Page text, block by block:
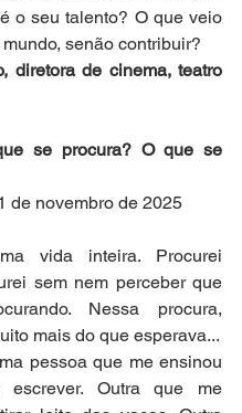
o seu talento? O que veio
senão contribuir?
diretora de cinema, teatro
se procura? O que se
de novembro de 2025
vida inteira. Procurei
sem nem perceber que
Nessa procura,
mais do que esperava...
pessoa que me ensinou
Outra que me